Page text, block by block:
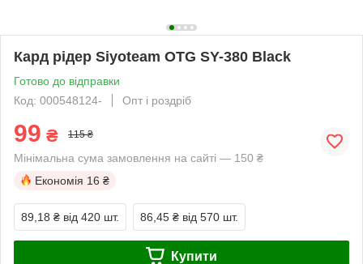
Кард рідер Siyoteam OTG SY-380 Black
Готово до відправки
Код: 000548124-
Опт і роздріб
99 ₴ 115 ₴
Мінімальна сума замовлення на сайті — 150 ₴
Економія 16 ₴
89,18 ₴ від 420 шт. 86,45 ₴ від 570 шт.
Купити